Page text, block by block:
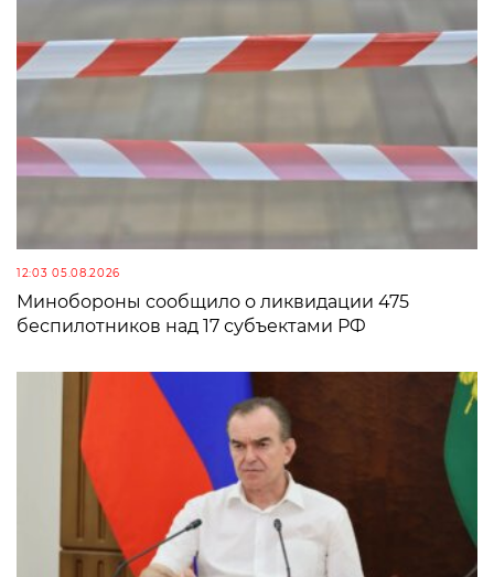
12:03 05.08.2026
Минобороны сообщило о ликвидации 475
беспилотников над 17 субъектами РФ